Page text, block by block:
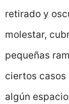
retirado y
molestar,
pequeñas
ciertos
algún